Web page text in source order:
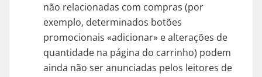
não relacionadas com compras (por
exemplo, determinados botões
promocionais «adicionar» e alterações de
quantidade na página do carrinho) podem
ainda não ser anunciadas pelos leitores de